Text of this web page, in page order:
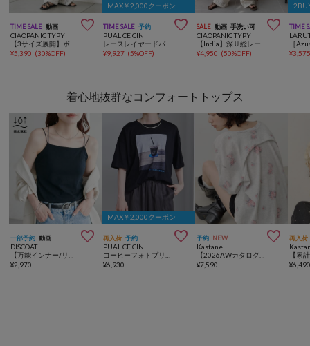
TIME SALE 動画 
CIAOPANIC TYPY
¥5,390 (30%OFF)
MAX￥2,000クーポン
TIME SALE 予約 
PUAL CE CIN
¥9,927 (5%OFF)
SALE 動画 手洗い可 
CIAOPANIC TYPY
¥4,950 (50%OFF)
TIME
¥
着心地抜群なコンフォートトップス
一部予約 動画 
DISCOAT
¥2,970
MAX￥2,000クーポン
再入荷 予約 
PUAL CE CIN
¥6,930
予約 NEW 
Kastane
【2026AWカタログ/セットアップ対応/花柄&無地】 フラワーワッフルヘンリートップス
¥7,590
再入荷
¥